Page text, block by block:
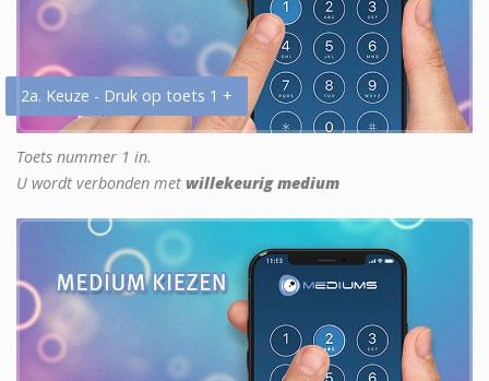
2a. Keuze - Druk op toets 1 +
Toets nummer 1 in.
U wordt verbonden met willekeurig medium